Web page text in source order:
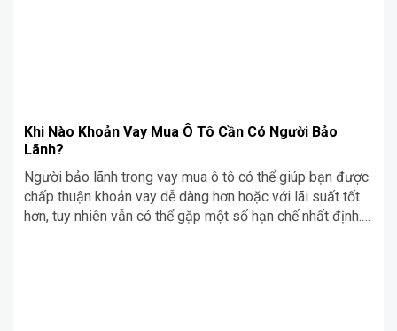
Khi Nào Khoản Vay Mua Ô Tô Cần Có Người Bảo
Lãnh?
Người bảo lãnh trong vay mua ô tô có thể giúp bạn được
chấp thuận khoản vay dễ dàng hơn hoặc với lãi suất tốt
hơn, tuy nhiên vẫn có thể gặp một số hạn chế nhất định.